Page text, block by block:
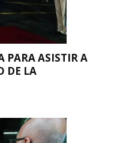
PARA ASISTIR A
DE LA